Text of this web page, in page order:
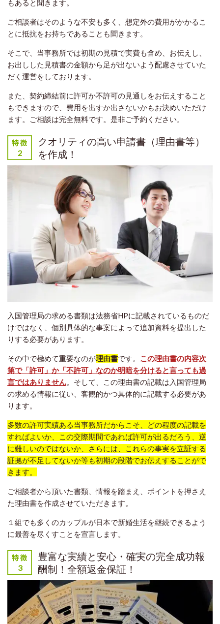
もあると聞きます。
ご相談者はそのような不安も多く、想定外の費用がかかるこ
とに抵抗をお持ちであることも聞きます。
そこで、当事務所では初期の見積で実費も含め、お伝えし、
お出しした見積書の金額から足が出ないよう配慮させていた
だく運営をしております。
また、契約締結前に許可か不許可の見通しをお伝えすること
もできますので、費用を出すか出さないかもお決めいただけ
ます。ご相談は完全無料です。是非ご予約ください。
クオリティの高い申請書（理由書等）
を作成！
入国管理局の求める書類は法務省HPに記載されているものだ
けではなく、個別具体的な事案によって追加資料を提出した
りする必要があります。
その中で極めて重要なのが理由書です。 この理由書の内容次
第で「許可」か「不許可」なのか明暗を分けると言っても過
言ではありません。そして、この理由書の記載は入国管理局
の求める情報に従い、客観的かつ具体的に記載する必要があ
ります。
多数の許可実績ある当事務所だからこそ、どの程度の記載を
すればよいか、この交際期間であれば許可が出るだろう、逆
に難しいのではないか、さらには、これらの事実を立証する
証拠が不足してないか等も初期の段階でお伝えすることがで
きます。
ご相談者から頂いた書類、情報を踏まえ、ポイントを押さえ
た理由書を作成させていただきます。
１組でも多くのカップルが日本で新婚生活を継続できるよう
に最善を尽くすことを宣言します。
豊富な実績と安心・確実の完全成功報
酬制！全額返金保証！